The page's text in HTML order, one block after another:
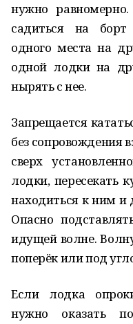
нужно
садиться на борт
одного места на
одной лодки на
нырять с нее.
Запрещается
без сопровождения
сверх
лодки, пересекать
находиться к ним и
Опасно
идущей волне.
поперёк или под
Если лодка
нужно оказать